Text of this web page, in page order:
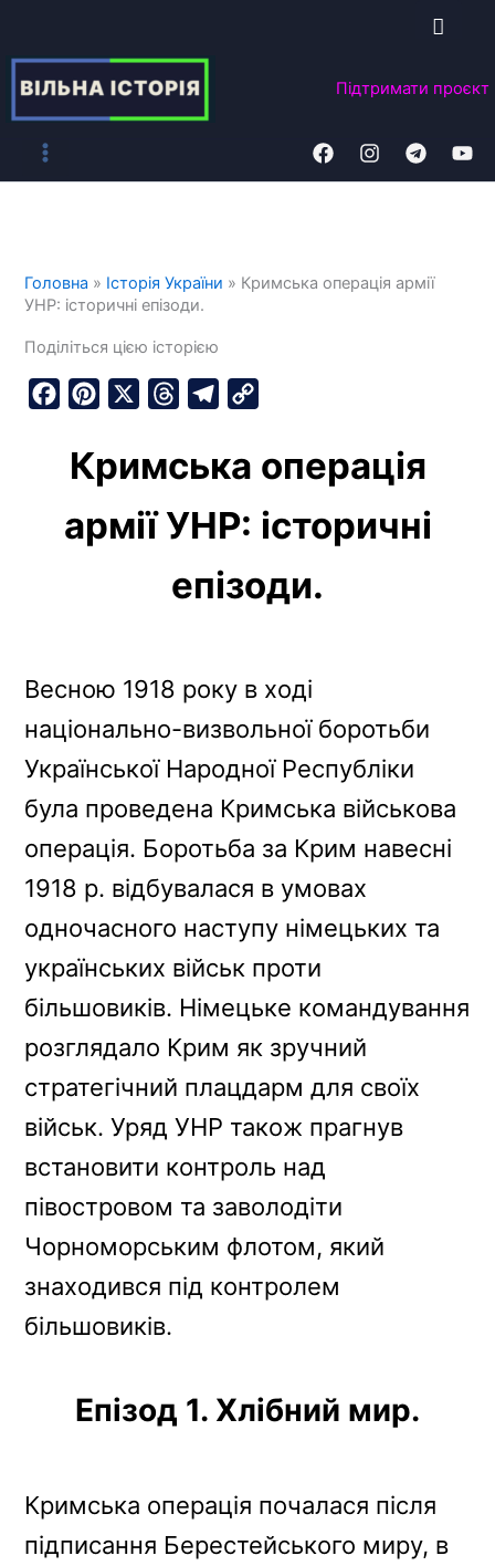
вмісту
Підтримати проєкт
Головна » Історія України » Кримська операція армії
УНР: історичні епізоди.
Поділіться цією історією
b
n
t
e
r
e
a
s
l
e
g
a
p
y
L
n
k
Кримська операція
армії УНР: історичні
епізоди.
Весною 1918 року в ході
національно-визвольної боротьби
Української Народної Республіки
була проведена Кримська військова
операція. Боротьба за Крим навесні
1918 р. відбувалася в умовах
одночасного наступу німецьких та
українських військ проти
більшовиків. Німецьке командування
розглядало Крим як зручний
стратегічний плацдарм для своїх
військ. Уряд УНР також прагнув
встановити контроль над
півостровом та заволодіти
Чорноморським флотом, який
знаходився під контролем
більшовиків.
Епізод 1. Хлібний мир.
Кримська операція почалася після
підписання Берестейського миру, в